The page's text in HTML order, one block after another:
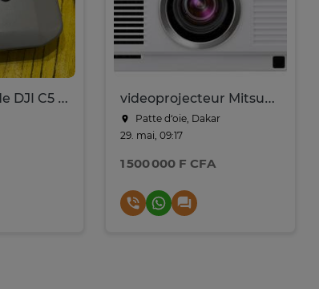
Télécommande DJI C5 RC-N1 videoprojecteur Mitsubishi XD8600U 8500 lumens
Patte d‘oie, Dakar
29. mai, 09:17
1 500 000 F CFA